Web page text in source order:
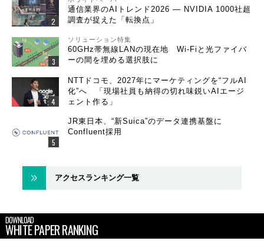
通信業界のAIトレンド2026 ― NVIDIA 1000社超
調査が捉えた「転換点」
ソリューション特集
60GHz帯無線LANの現在地 Wi-Fiと光ファイバ
ーの間を埋める選択肢に
NTTドコモ、2027年にマーケティングを“フルAI
化”へ 「現場社員も納得の切れ味鋭いAIエージ
ェント作る」
JR東日本、“新Suica”のデータ連携基盤に
Confluent採用
アクセスランキング一覧
DOWNLOAD
WHITE PAPER RANKING